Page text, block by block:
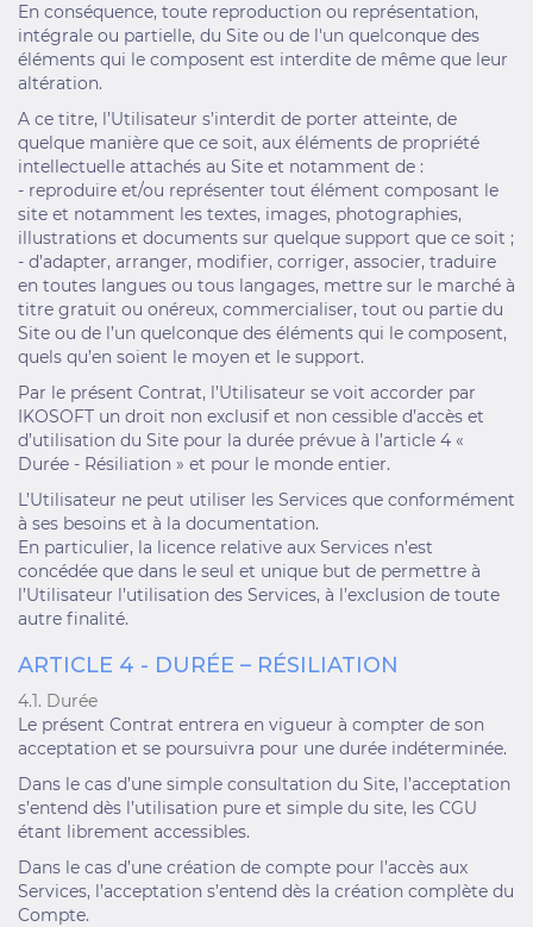
En conséquence, toute reproduction ou représentation,
intégrale ou partielle, du Site ou de l'un quelconque des
éléments qui le composent est interdite de même que leur
altération.
A ce titre, l’Utilisateur s’interdit de porter atteinte, de
quelque manière que ce soit, aux éléments de propriété
intellectuelle attachés au Site et notamment de :
- reproduire et/ou représenter tout élément composant le
site et notamment les textes, images, photographies,
illustrations et documents sur quelque support que ce soit ;
- d’adapter, arranger, modifier, corriger, associer, traduire
en toutes langues ou tous langages, mettre sur le marché à
titre gratuit ou onéreux, commercialiser, tout ou partie du
Site ou de l’un quelconque des éléments qui le composent,
quels qu’en soient le moyen et le support.
Par le présent Contrat, l’Utilisateur se voit accorder par
IKOSOFT un droit non exclusif et non cessible d’accès et
d’utilisation du Site pour la durée prévue à l’article 4 «
Durée - Résiliation » et pour le monde entier.
L’Utilisateur ne peut utiliser les Services que conformément
à ses besoins et à la documentation.
En particulier, la licence relative aux Services n’est
concédée que dans le seul et unique but de permettre à
l’Utilisateur l’utilisation des Services, à l’exclusion de toute
autre finalité.
ARTICLE 4 - DURÉE – RÉSILIATION
4.1. Durée
Le présent Contrat entrera en vigueur à compter de son
acceptation et se poursuivra pour une durée indéterminée.
Dans le cas d’une simple consultation du Site, l’acceptation
s’entend dès l’utilisation pure et simple du site, les CGU
étant librement accessibles.
Dans le cas d’une création de compte pour l’accès aux
Services, l’acceptation s’entend dès la création complète du
Compte.